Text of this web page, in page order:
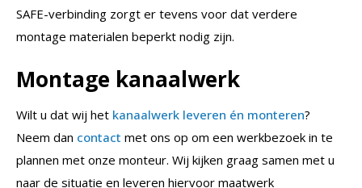
SAFE-verbinding zorgt er tevens voor dat verdere
montage materialen beperkt nodig zijn.
Montage kanaalwerk
Wilt u dat wij het kanaalwerk leveren én monteren?
Neem dan contact met ons op om een werkbezoek in te
plannen met onze monteur. Wij kijken graag samen met u
naar de situatie en leveren hiervoor maatwerk